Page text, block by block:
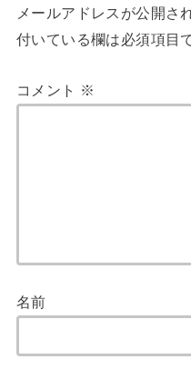
メールアドレスが公開さ
付いている欄は必須項目
コメント ※
名前